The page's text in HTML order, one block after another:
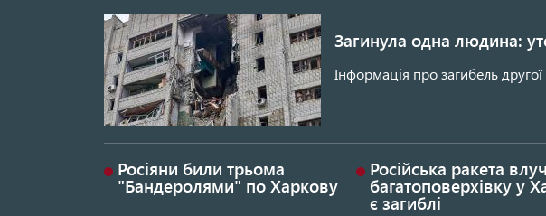
Загинула одна людина:
Інформація про загибель
Росіяни били трьома
"Бандеролями" по Харкову
Російська ракета
багатоповерхівку у
є загиблі